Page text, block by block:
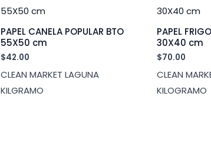
PAPEL CANELA POPULAR BTO
55X50 cm
$42.00
CLEAN MARKET LAGUNA
KILGRAMO
PAPEL
30X40 cm
$70.00
CLEAN
KILOGRAMO